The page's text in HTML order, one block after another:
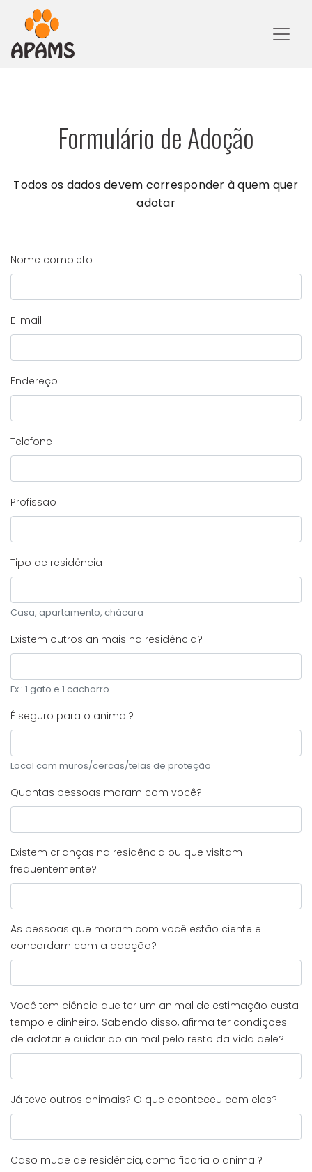
Formulário de Adoção
Todos os dados devem corresponder à quem quer
adotar
Nome completo
E-mail
Endereço
Telefone
Profissão
Tipo de residência
Casa, apartamento, chácara
Existem outros animais na residência?
Ex.: 1 gato e 1 cachorro
É seguro para o animal?
Local com muros/cercas/telas de proteção
Quantas pessoas moram com você?
Existem crianças na residência ou que visitam
frequentemente?
As pessoas que moram com você estão ciente e
concordam com a adoção?
Você tem ciência que ter um animal de estimação custa
tempo e dinheiro. Sabendo disso, afirma ter condições
de adotar e cuidar do animal pelo resto da vida dele?
Já teve outros animais? O que aconteceu com eles?
Caso mude de residência, como ficaria o animal?